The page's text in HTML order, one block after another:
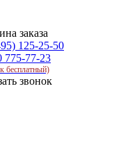
заказа
125-25-50
775-77-23
бесплатный)
звонок